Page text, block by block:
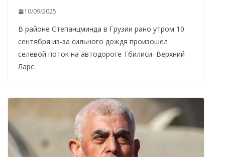
10/09/2025
В районе Степанцминда в Грузии рано утром 10
сентября из-за сильного дождя произошел
селевой поток на автодороге Тбилиси–Верхний
Ларс.